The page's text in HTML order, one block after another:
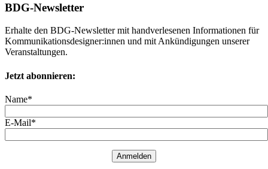
BDG-Newsletter
Erhalte den BDG-Newsletter mit handverlesenen Informationen für
Kommunikationsdesigner:innen und mit Ankündigungen unserer
Veranstaltungen.
Jetzt abonnieren:
Name*
E-Mail*
Anmelden